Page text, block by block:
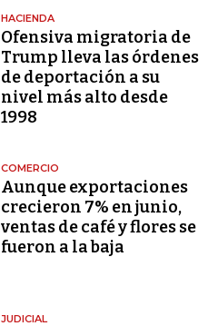
HACIENDA
Ofensiva migratoria de
Trump lleva las órdenes
de deportación a su
nivel más alto desde
1998
COMERCIO
Aunque exportaciones
crecieron 7% en junio,
ventas de café y flores se
fueron a la baja
JUDICIAL